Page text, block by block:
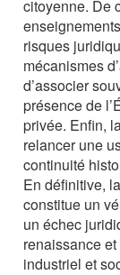
citoyenne. De
risques
mécanismes
d’associer
présence de
privée. Enfin,
relancer une
continuité
En définitive,
constitue un
un échec
renaissance
industriel et